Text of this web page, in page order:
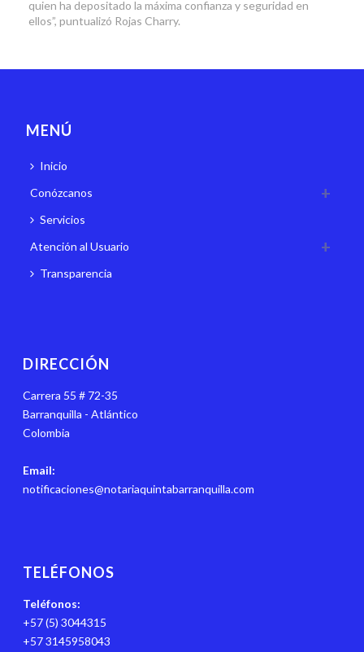
quien ha depositado la máxima confianza y seguridad en
ellos”, puntualizó Rojas Charry.
MENÚ
Inicio
Conózcanos
Servicios
Atención al Usuario
Transparencia
DIRECCIÓN
Carrera 55 # 72-35
Barranquilla - Atlántico
Colombia
Email:
notificaciones@notariaquintabarranquilla.com
TELÉFONOS
Teléfonos:
+57 (5) 3044315
+57 3145958043